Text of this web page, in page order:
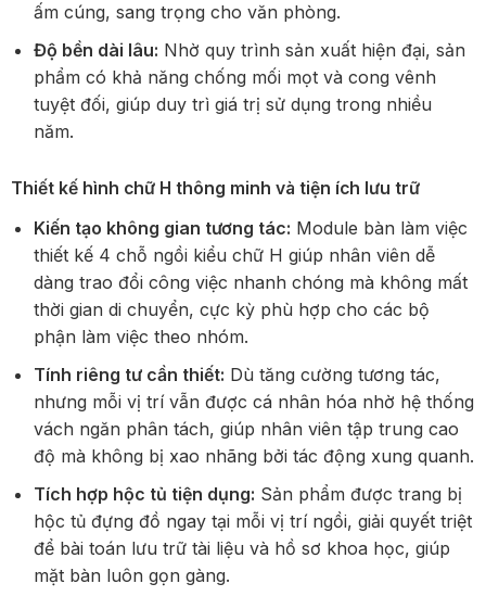
ấm cúng, sang trọng cho văn phòng.
Độ bền dài lâu: Nhờ quy trình sản xuất hiện đại, sản
phẩm có khả năng chống mối mọt và cong vênh
tuyệt đối, giúp duy trì giá trị sử dụng trong nhiều
năm.
Thiết kế hình chữ H thông minh và tiện ích lưu trữ
Kiến tạo không gian tương tác: Module bàn làm việc
thiết kế 4 chỗ ngồi kiểu chữ H giúp nhân viên dễ
dàng trao đổi công việc nhanh chóng mà không mất
thời gian di chuyển, cực kỳ phù hợp cho các bộ
phận làm việc theo nhóm.
Tính riêng tư cần thiết: Dù tăng cường tương tác,
nhưng mỗi vị trí vẫn được cá nhân hóa nhờ hệ thống
vách ngăn phân tách, giúp nhân viên tập trung cao
độ mà không bị xao nhãng bởi tác động xung quanh.
Tích hợp hộc tủ tiện dụng: Sản phẩm được trang bị
hộc tủ đựng đồ ngay tại mỗi vị trí ngồi, giải quyết triệt
để bài toán lưu trữ tài liệu và hồ sơ khoa học, giúp
mặt bàn luôn gọn gàng.